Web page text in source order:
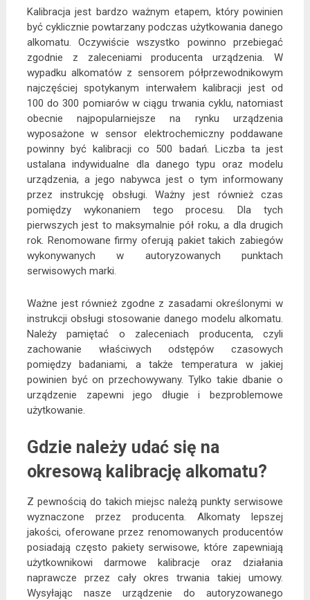
Kalibracja jest bardzo ważnym etapem, który powinien
być cyklicznie powtarzany podczas użytkowania danego
alkomatu. Oczywiście wszystko powinno przebiegać
zgodnie z zaleceniami producenta urządzenia. W
wypadku alkomatów z sensorem półprzewodnikowym
najczęściej spotykanym interwałem kalibracji jest od
100 do 300 pomiarów w ciągu trwania cyklu, natomiast
obecnie najpopularniejsze na rynku urządzenia
wyposażone w sensor elektrochemiczny poddawane
powinny być kalibracji co 500 badań. Liczba ta jest
ustalana indywidualne dla danego typu oraz modelu
urządzenia, a jego nabywca jest o tym informowany
przez instrukcję obsługi. Ważny jest również czas
pomiędzy wykonaniem tego procesu. Dla tych
pierwszych jest to maksymalnie pół roku, a dla drugich
rok. Renomowane firmy oferują pakiet takich zabiegów
wykonywanych w autoryzowanych punktach
serwisowych marki.
Ważne jest również zgodne z zasadami określonymi w
instrukcji obsługi stosowanie danego modelu alkomatu.
Należy pamiętać o zaleceniach producenta, czyli
zachowanie właściwych odstępów czasowych
pomiędzy badaniami, a także temperatura w jakiej
powinien być on przechowywany. Tylko takie dbanie o
urządzenie zapewni jego długie i bezproblemowe
użytkowanie.
Gdzie należy udać się na
okresową kalibrację alkomatu?
Z pewnością do takich miejsc należą punkty serwisowe
wyznaczone przez producenta. Alkomaty lepszej
jakości, oferowane przez renomowanych producentów
posiadają często pakiety serwisowe, które zapewniają
użytkownikowi darmowe kalibracje oraz działania
naprawcze przez cały okres trwania takiej umowy.
Wysyłając nasze urządzenie do autoryzowanego